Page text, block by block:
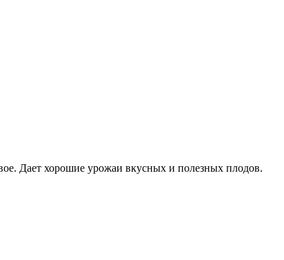
Дает хорошие урожаи вкусных и полезных плодов.